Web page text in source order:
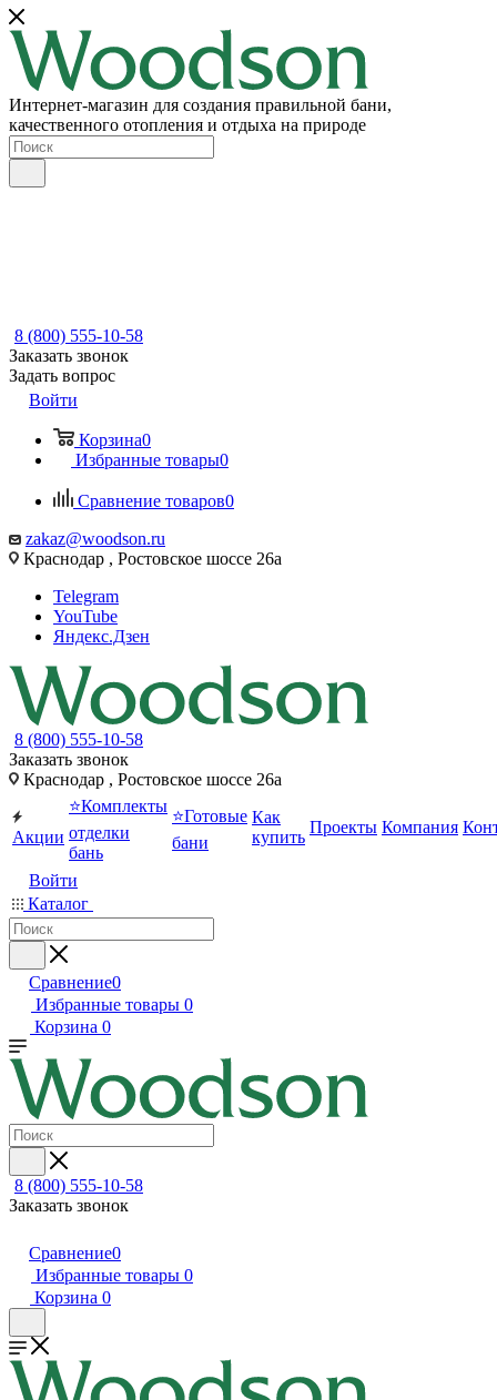
Интернет-магазин для создания правильной бани,
качественного отопления и отдыха на природе
8 (800) 555-10-58
Заказать звонок
Задать вопрос
Войти
Корзина0
Избранные товары0
Сравнение товаров0
zakaz@woodson.ru
Краснодар , Ростовское шоссе 26а
Telegram
YouTube
Яндекс.Дзен
8 (800) 555-10-58
Заказать звонок
Краснодар , Ростовское шоссе 26а
Акции
⭐Комплекты
отделки
бань
⭐Готовые
бани
Как
купить
Проекты Компания
Войти
Каталог
Сравнение0
Избранные товары 0
Корзина 0
8 (800) 555-10-58
Заказать звонок
Сравнение0
Избранные товары 0
Корзина 0